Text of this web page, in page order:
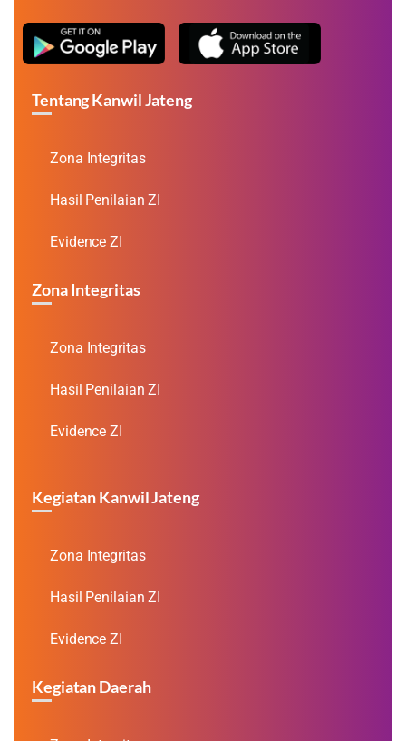
Tentang Kanwil Jateng
Zona Integritas
Hasil Penilaian ZI
Evidence ZI
Zona Integritas
Zona Integritas
Hasil Penilaian ZI
Evidence ZI
Kegiatan Kanwil Jateng
Zona Integritas
Hasil Penilaian ZI
Evidence ZI
Kegiatan Daerah